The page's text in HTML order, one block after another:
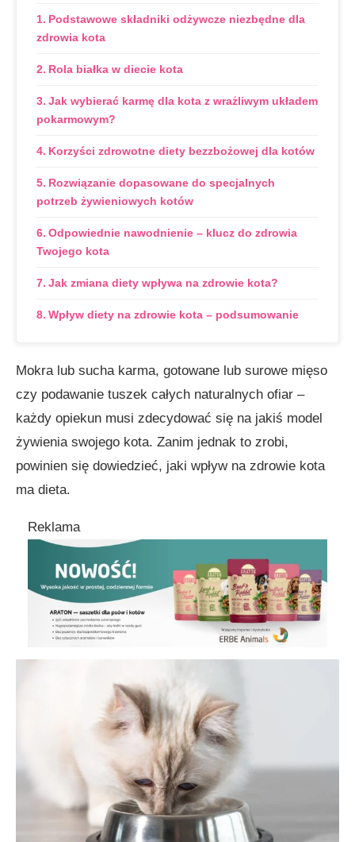
Podstawowe składniki odżywcze niezbędne dla
zdrowia kota
Rola białka w diecie kota
Jak wybierać karmę dla kota z wrażliwym układem
pokarmowym?
Korzyści zdrowotne diety bezzbożowej dla kotów
Rozwiązanie dopasowane do specjalnych
potrzeb żywieniowych kotów
Odpowiednie nawodnienie – klucz do zdrowia
Twojego kota
Jak zmiana diety wpływa na zdrowie kota?
Wpływ diety na zdrowie kota – podsumowanie
Mokra lub sucha karma, gotowane lub surowe mięso
czy podawanie tuszek całych naturalnych ofiar –
każdy opiekun musi zdecydować się na jakiś model
żywienia swojego kota. Zanim jednak to zrobi,
powinien się dowiedzieć, jaki wpływ na zdrowie kota
ma dieta.
Reklama